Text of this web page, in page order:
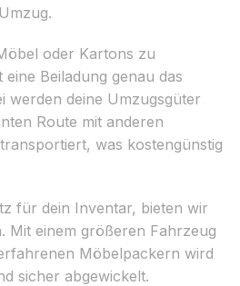
oder Kartons zu
Beiladung genau das
werden deine Umzugsgüter
Route mit anderen
was kostengünstig
für dein Inventar, bieten wir
Mit einem größeren Fahrzeug
Möbelpackern wird
sicher abgewickelt.